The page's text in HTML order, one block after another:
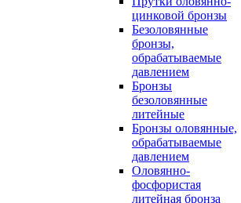
цинковой бронзы
Безоловянные
бронзы,
обрабатываемые
давлением
Бронзы
безоловянные
литейные
Бронзы оловянные,
обрабатываемые
давлением
Оловянно-
фосфористая
литейная бронза